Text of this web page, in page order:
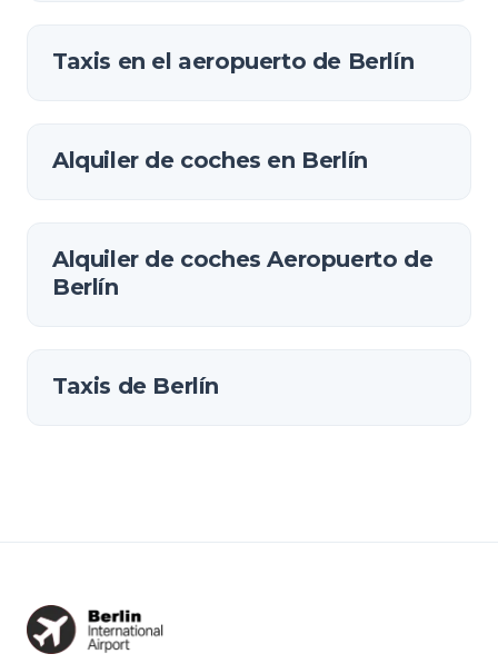
Taxis en el aeropuerto de Berlín
Alquiler de coches en Berlín
Alquiler de coches Aeropuerto de
Berlín
Taxis de Berlín